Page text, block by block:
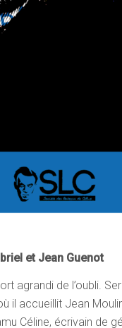
et Jean Guenot
agrandi de l’oubli.
il accueillit Jean
Céline, écrivain de